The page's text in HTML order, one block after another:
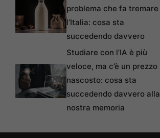
problema che fa tremare
l’Italia: cosa sta
succedendo davvero
Studiare con l’IA è più
veloce, ma c’è un prezzo
nascosto: cosa sta
succedendo davvero alla
nostra memoria